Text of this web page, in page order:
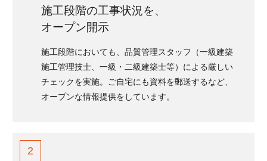
施工段階の工事状況を、
オープン開示
施工段階においても、品質管理スタッフ（一級建築
施工管理技士、一級・二級建築士等）による厳しい
チェックを実施。ご自宅にも資料を郵送するなど、
オープンな情報提供をしています。
2